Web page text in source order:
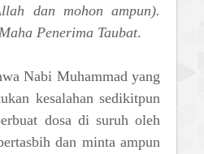
dan mohon ampun).
Penerima Taubat.
Nabi Muhammad yang
kesalahan sedikitpun
dosa di suruh oleh
dan minta ampun